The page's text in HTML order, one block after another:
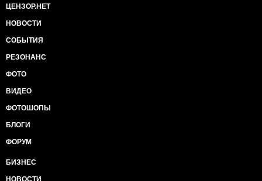
ЦЕНЗОР.НЕТ
НОВОСТИ
СОБЫТИЯ
РЕЗОНАНС
ФОТО
ВИДЕО
ФОТОШОПЫ
БЛОГИ
ФОРУМ
БИЗНЕС
НОВОСТИ